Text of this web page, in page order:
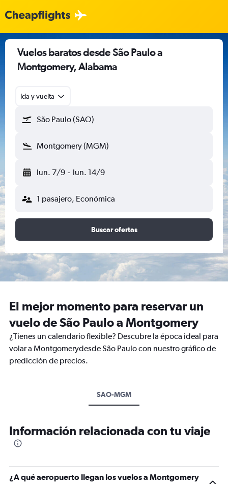
Vuelos baratos desde São Paulo a
Montgomery, Alabama
Ida y vuelta
São Paulo (SAO)
Montgomery (MGM)
lun. 7/9 - lun. 14/9
1 pasajero, Económica
Buscar ofertas
El mejor momento para reservar un
vuelo de São Paulo a Montgomery
¿Tienes un calendario flexible? Descubre la época ideal para
volar a Montgomerydesde São Paulo con nuestro gráfico de
predicción de precios.
SAO-MGM
Información relacionada con tu viaje
¿A qué aeropuerto llegan los vuelos a Montgomery